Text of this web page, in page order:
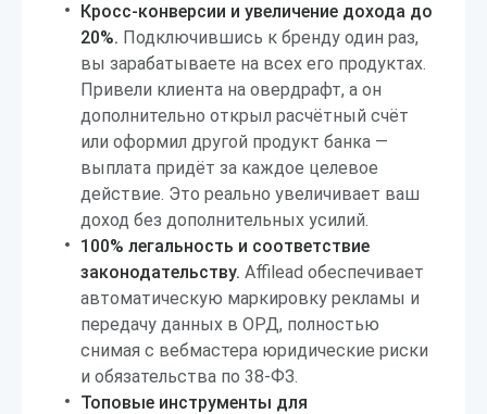
Кросс-конверсии и увеличение дохода до
20%. Подключившись к бренду один раз,
вы зарабатываете на всех его продуктах.
Привели клиента на овердрафт, а он
дополнительно открыл расчётный счёт
или оформил другой продукт банка —
выплата придёт за каждое целевое
действие. Это реально увеличивает ваш
доход без дополнительных усилий.
100% легальность и соответствие
законодательству. Affilead обеспечивает
автоматическую маркировку рекламы и
передачу данных в ОРД, полностью
снимая с вебмастера юридические риски
и обязательства по 38-ФЗ.
Топовые инструменты для